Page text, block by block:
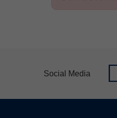
Social Media